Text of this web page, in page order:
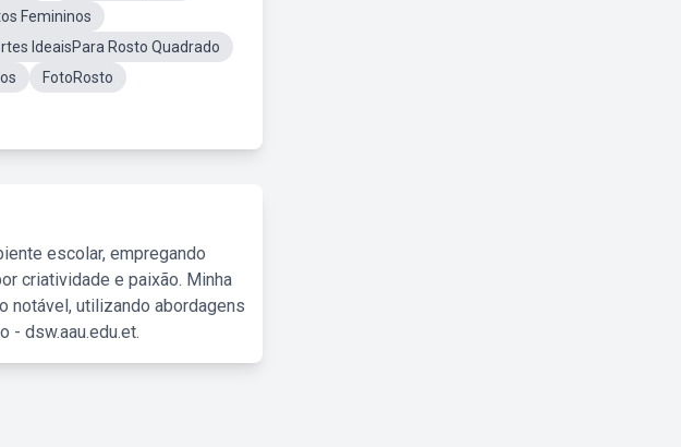
Femininos
IdeaisPara Rosto Quadrado
FotoRosto
escolar, empregando
criatividade e paixão. Minha
notável, utilizando abordagens
- dsw.aau.edu.et.